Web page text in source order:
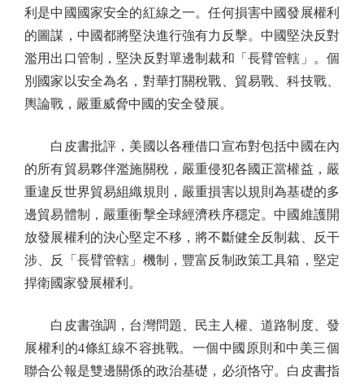
利是中國國家安全的紅線之一。任何損害中國發展權利
的圖謀，中國都將堅決進行強有力反擊。中國堅決反對
濫用出口管制，堅決反對單邊制裁和「長臂管轄」。個
別國家以安全為名，對華打關稅戰、貿易戰、科技戰、
輿論戰，嚴重威脅中國的安全發展。
白皮書批評，美國以各種借口宣布對包括中國在內
的所有貿易夥伴濫施關稅，嚴重侵犯各國正當權益，嚴
重違反世界貿易組織規則，嚴重損害以規則為基礎的多
邊貿易體制，嚴重衝擊全球經濟秩序穩定。中國維護開
放發展權利的決心堅定不移，將不斷健全反制裁、反干
涉、反「長臂管轄」機制，豐富反制政策工具箱，堅定
捍衛國家發展權利。
白皮書強調，台灣問題、民主人權、道路制度、發
展權利的4條紅線不容挑戰。一個中國原則和中美三個
聯合公報是雙邊關係的政治基礎，必須恪守。白皮書指